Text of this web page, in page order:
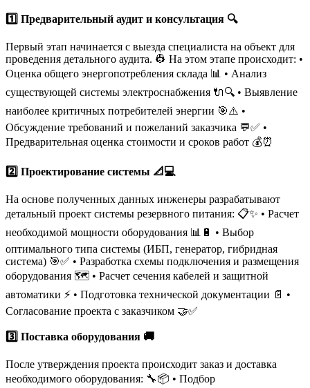
1️⃣ Предварительный аудит и консультация 🔍
Первый этап начинается с выезда специалиста на объект для
проведения детального аудита. 👷 На этом этапе происходит: •
Оценка общего энергопотребления склада 📊 • Анализ
существующей системы электроснабжения 🔌🔍 • Выявление
наиболее критичных потребителей энергии 🎯⚠️ •
Обсуждение требований и пожеланий заказчика 💬✅ •
Предварительная оценка стоимости и сроков работ 💰⏰
2️⃣ Проектирование системы 📐💻
На основе полученных данных инженеры разрабатывают
детальный проект системы резервного питания: 📋✨ • Расчет
необходимой мощности оборудования 📊🔋 • Выбор
оптимального типа системы (ИБП, генератор, гибридная
система) 🎯✅ • Разработка схемы подключения и размещения
оборудования 🗺️ • Расчет сечения кабелей и защитной
автоматики ⚡️ • Подготовка технической документации 📄 •
Согласование проекта с заказчиком 🤝✅
3️⃣ Поставка оборудования 🚚
После утверждения проекта происходит заказ и доставка
необходимого оборудования: 🔧📦 • Подбор